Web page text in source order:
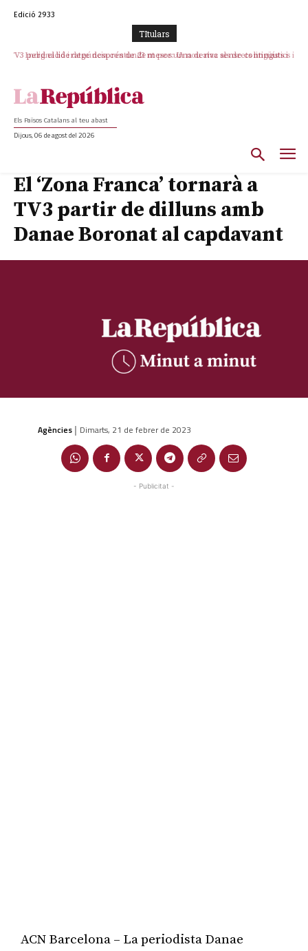
Edició 2933
TItulars
TV3 perd el lideratge després de 23 mesos: Una deriva sense continguts i
Indignació i denúncia contundent per un nou atac als drets lingüístics i a
Els Països Catalans al teu abast
Dijous, 06 de agost del 2026
El ‘Zona Franca’ tornarà a
TV3 partir de dilluns amb
Danae Boronat al capdavant
Agències | Dimarts, 21 de febrer de 2023
- Publicitat -
ACN Barcelona – La periodista Danae